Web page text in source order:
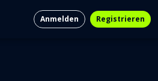
Anmelden Registrieren